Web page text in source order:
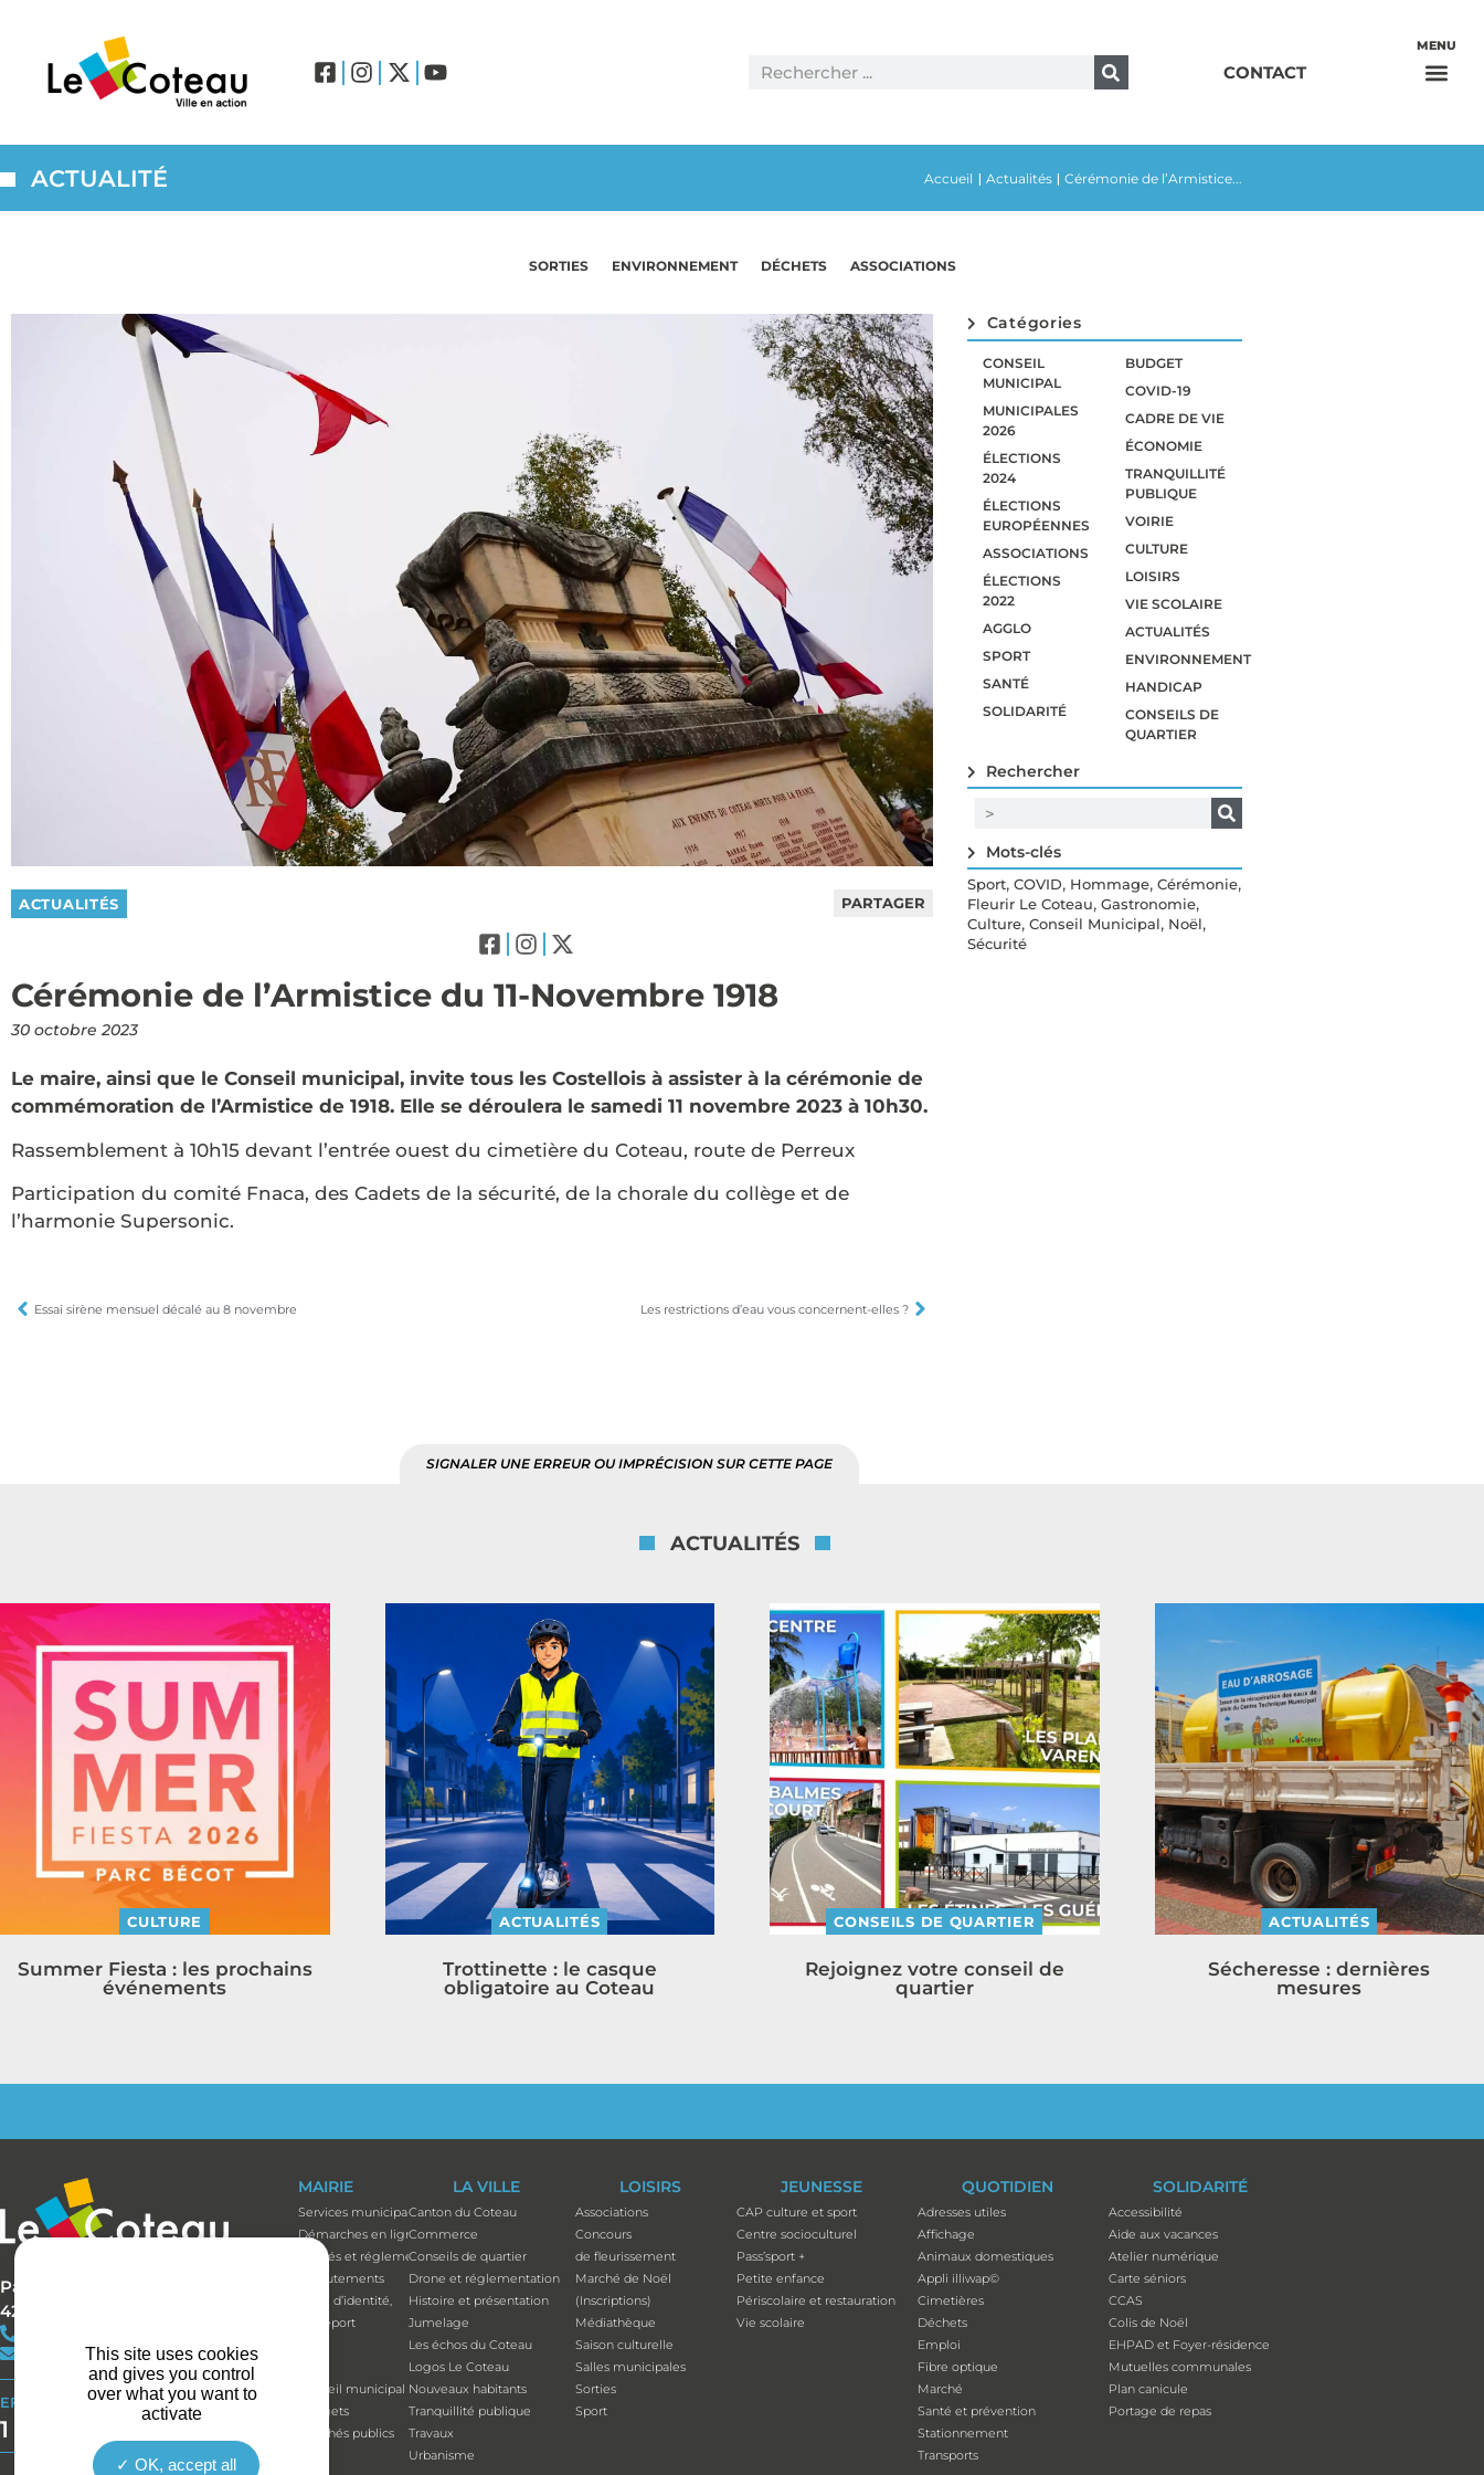
CONTACT
ACTUALITÉ Accueil Actualités Cérémonie de l’Armistice...
SORTIES ENVIRONNEMENT DÉCHETS ASSOCIATIONS
ACTUALITÉS PARTAGER
Cérémonie de l’Armistice du 11-Novembre 1918
30 octobre 2023
Le maire, ainsi que le Conseil municipal, invite tous les Costellois à assister à la cérémonie de
commémoration de l’Armistice de 1918. Elle se déroulera le samedi 11 novembre 2023 à 10h30.
Rassemblement à 10h15 devant l’entrée ouest du cimetière du Coteau, route de Perreux
Participation du comité Fnaca, des Cadets de la sécurité, de la chorale du collège et de
l’harmonie Supersonic.
Essai sirène mensuel décalé au 8 novembre Les restrictions d’eau vous concernent-elles ?
Catégories
CONSEIL
MUNICIPAL
MUNICIPALES
2026
ÉLECTIONS
2024
ÉLECTIONS
EUROPÉENNES
ASSOCIATIONS
ÉLECTIONS
2022
AGGLO
SPORT
SANTÉ
SOLIDARITÉ
BUDGET
COVID-19
CADRE DE VIE
ÉCONOMIE
TRANQUILLITÉ
PUBLIQUE
VOIRIE
CULTURE
LOISIRS
VIE SCOLAIRE
ACTUALITÉS
ENVIRONNEMENT
HANDICAP
CONSEILS DE
QUARTIER
Rechercher
Mots-clés
Sport, COVID, Hommage, Cérémonie,
Fleurir Le Coteau, Gastronomie,
Culture, Conseil Municipal, Noël,
Sécurité
SIGNALER UNE ERREUR OU IMPRÉCISION SUR CETTE PAGE
ACTUALITÉS
CULTURE
Summer Fiesta : les prochains
événements
ACTUALITÉS
Trottinette : le casque
obligatoire au Coteau
CONSEILS DE QUARTIER
Rejoignez votre conseil de
quartier
ACTUALITÉS
Sécheresse : dernières
mesures
Parc Bécot
42120 LE COTEAU
contact@mairie-lecoteau.fr
EFFORT BUDGÉTAIRE
1 164 514 €
MAIRIE
Services municipaux
Démarches en ligne
Arrêtés et réglements
Recrutements
Carte d’identité,
passeport
Conseil municipal
Budgets
Marchés publics
LA VILLE
Canton du Coteau
Commerce
Conseils de quartier
Drone et réglementation
Histoire et présentation
Jumelage
Les échos du Coteau
Logos Le Coteau
Nouveaux habitants
Tranquillité publique
Travaux
Urbanisme
LOISIRS
Associations
Concours
de fleurissement
Marché de Noël
(Inscriptions)
Médiathèque
Saison culturelle
Salles municipales
Sorties
Sport
JEUNESSE
CAP culture et sport
Centre socioculturel
Pass’sport +
Petite enfance
Périscolaire et restauration
Vie scolaire
QUOTIDIEN
Adresses utiles
Affichage
Animaux domestiques
Appli illiwap©
Cimetières
Déchets
Emploi
Fibre optique
Marché
Santé et prévention
Stationnement
Transports
SOLIDARITÉ
Accessibilité
Aide aux vacances
Atelier numérique
Carte séniors
CCAS
Colis de Noël
EHPAD et Foyer-résidence
Mutuelles communales
Plan canicule
Portage de repas
This site uses cookies
and gives you control
over what you want to
activate
OK, accept all